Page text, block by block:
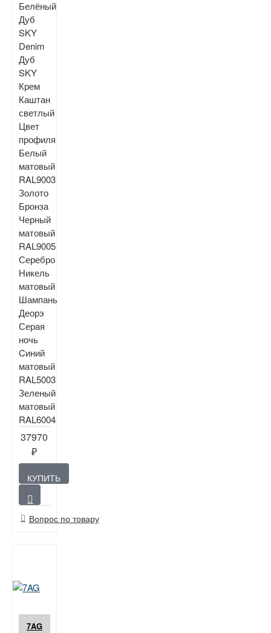
Белёный
Дуб
SKY
Denim
Дуб
SKY
Крем
Каштан
светлый
Цвет
профиля
Белый
матовый
RAL9003
Золото
Бронза
Черный
матовый
RAL9005
Серебро
Никель
матовый
Шампань
Деорэ
Серая
ночь
Cиний
матовый
RAL5003
Зеленый
матовый
RAL6004
37970
₽
КУПИТЬ
Вопрос по товару
7AG